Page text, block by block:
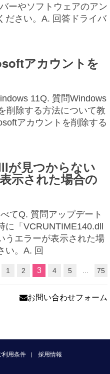
ーやソフトウェアのアン
ださい。A. 回答ドライバ
アカウントを
11Q. 質問Windows
削除する方法について教
アカウントを削除する
が見つからない
示された場合の
てQ. 質問アップデート
「VCRUNTIME140.dll
うエラーが表示された場
い。A. 回
1 2 3 4 5 75
お問い合わせフォーム
利用条件 採用情報